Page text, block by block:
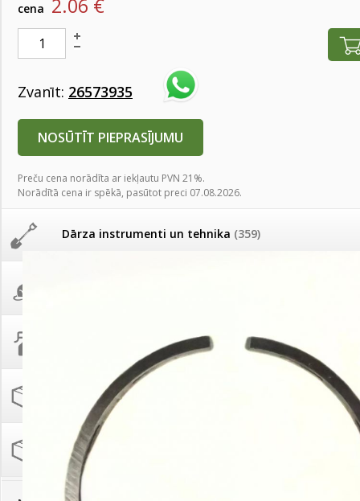
Podi un kasetes
(505)
Pārklāji, plēves(173)
Dārza instrumenti un tehnika (359)
Dezinfekcija, tīrīšana, mazgāšana(29)
Dažādi(75)
Palīglīdzekļi augu audzēšanai
Ūdens piemērotības noteikšana
smidzinājumu veikšanai
Pievienojies braucienam uz
Tomātu sēklu katalogs
Tagad Vitrol GB arī 20kg
iepakojumā!
Ievešanas atļaujas 2025
Visas datu drošības lapas (DDL)
vienuviet
Klientu Diena
AKCIJAS komplekts -
cena 2.06 €
Zvanīt: 26573935
NOSŪTĪT PIEPRASĪJUMU
Preču cena norādīta ar iekļautu PVN 21%.
Norādītā cena ir spēkā, pasūtot preci 07.08.2026.